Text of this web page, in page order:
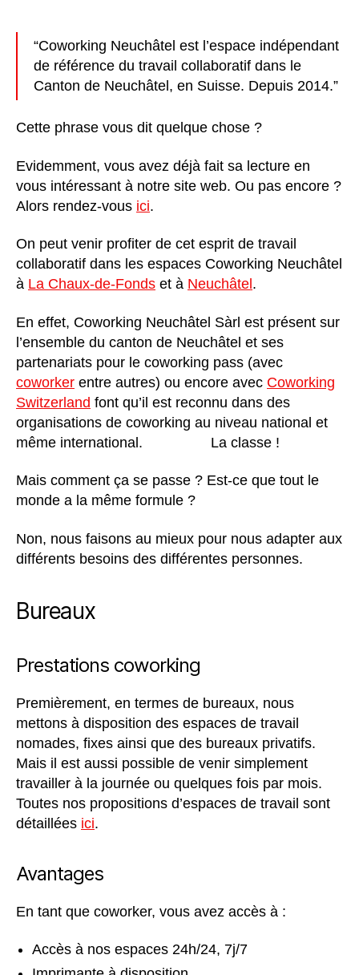
“Coworking Neuchâtel est l’espace indépendant
de référence du travail collaboratif dans le
Canton de Neuchâtel, en Suisse. Depuis 2014.”
Cette phrase vous dit quelque chose ?
Evidemment, vous avez déjà fait sa lecture en
vous intéressant à notre site web. Ou pas encore ?
Alors rendez-vous ici.
On peut venir profiter de cet esprit de travail
collaboratif dans les espaces Coworking Neuchâtel
à La Chaux-de-Fonds et à Neuchâtel .
En effet, Coworking Neuchâtel Sàrl est présent sur
l’ensemble du canton de Neuchâtel et ses
partenariats pour le coworking pass (avec
coworker entre autres) ou encore avec Coworking
Switzerland font qu’il est reconnu dans des
organisations de coworking au niveau national et
même international. La classe !
Mais comment ça se passe ? Est-ce que tout le
monde a la même formule ?
Non, nous faisons au mieux pour nous adapter aux
différents besoins des différentes personnes.
Bureaux
Prestations coworking
Premièrement, en termes de bureaux, nous
mettons à disposition des espaces de travail
nomades, fixes ainsi que des bureaux privatifs.
Mais il est aussi possible de venir simplement
travailler à la journée ou quelques fois par mois.
Toutes nos propositions d’espaces de travail sont
détaillées ici.
Avantages
En tant que coworker, vous avez accès à :
Accès à nos espaces 24h/24, 7j/7